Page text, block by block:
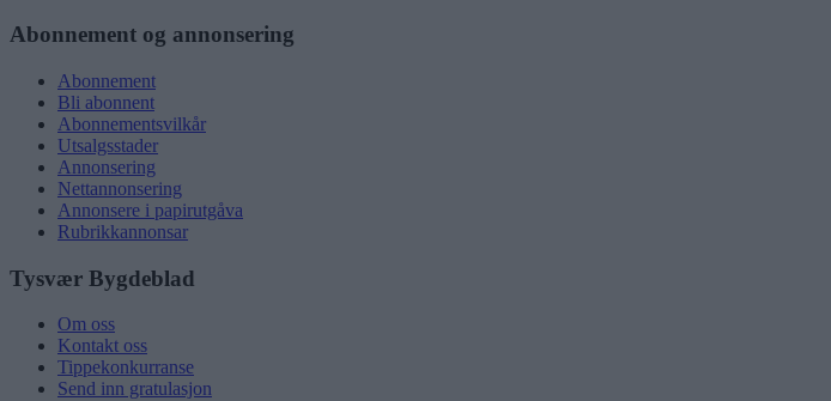
Abonnement og annonsering
Abonnement
Bli abonnent
Abonnementsvilkår
Utsalgsstader
Annonsering
Nettannonsering
Annonsere i papirutgåva
Rubrikkannonsar
Tysvær Bygdeblad
Om oss
Kontakt oss
Tippekonkurranse
Send inn gratulasjon